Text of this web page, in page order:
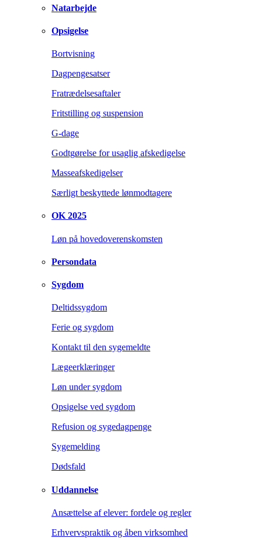
Natarbejde
Opsigelse
Bortvisning
Dagpengesatser
Fratrædelsesaftaler
Fritstilling og suspension
G-dage
Godtgørelse for usaglig afskedigelse
Masseafskedigelser
Særligt beskyttede lønmodtagere
OK 2025
Løn på hovedoverenskomsten
Persondata
Sygdom
Deltidssygdom
Ferie og sygdom
Kontakt til den sygemeldte
Lægeerklæringer
Løn under sygdom
Opsigelse ved sygdom
Refusion og sygedagpenge
Sygemelding
Dødsfald
Uddannelse
Ansættelse af elever: fordele og regler
Erhvervspraktik og åben virksomhed